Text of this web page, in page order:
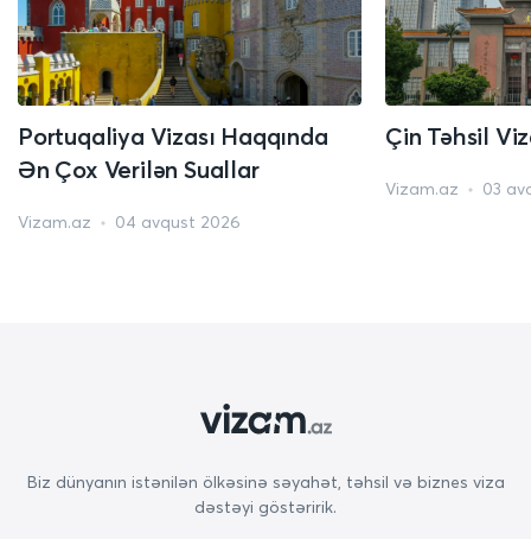
Portuqaliya Vizası Haqqında
Ən Çox Verilən Suallar
Vizam.az 04 avqust 2026
Çin Təhsil
Vizam.az 03
Biz dünyanın istənilən ölkəsinə səyahət, təhsil və biznes viza
dəstəyi göstəririk.